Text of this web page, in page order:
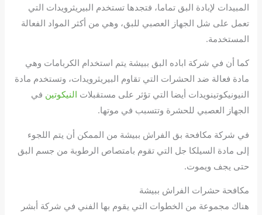
المبيدات لإبادة البق تماما، فتجدها تستخدم البيريثرويدات التي
تعمل على شل الجهاز العصبي للبق، وهي من أكثر المواد الفعالة
المستخدمة.
كما أن في شركة اباده البق ببيشة يتم استخدام الكربامات وهي
مادة فعالة ضد الحشرات التي تقاوم البيريثرويدات، وتستخدم مادة
النيونيكوتينويدات أيضا التي تؤثر على مستقبلات النيكوتين في
الجهاز العصبي للحشرة وتتسبب في موتها.
في شركة مكافحة بق الفراش ببيشة من الممكن أن يتم اللجوء
إلى مادة السيلكا جل التي تقوم بامتصاص الرطوبة من جسم البق
حتى يجف ويموت.
مكافحة حشرات الفراش ببيشة
هناك مجموعة من الخطوات التي يقوم بها الفني في شركة أبشر